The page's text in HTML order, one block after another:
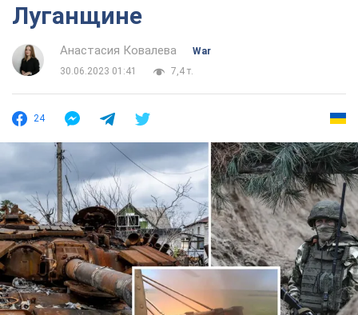
Луганщине
Анастасия Ковалева
War
30.06.2023 01:41
7,4 т.
24